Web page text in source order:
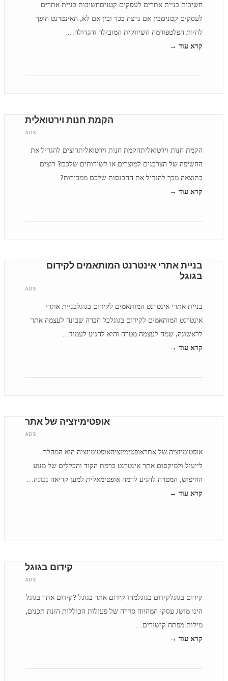
חשיבות בניית אתרים לעסקים קטניםחשיבות בניית אתרים
לעסקים קטניםבין אם נרצה בכך ובין אם לא, האינטרנט הופך
להיות הפלטפורמה השיווקית המובילה והגדולה…
קרא עוד →
הקמת חנות וירטואלית
ADS
הקמת חנות וירטואליתהקמת חנות וירטואליתרוצים להגדיל את
החשיפה של הצרכנים למוצרים או לשירותים שלכם? רוצים
כתוצאה מכך להגדיל את ההכנסות שלכם ממכירות?…
קרא עוד →
בניית אתרי אינטרנט המותאמים לקידום
בגוגל
ADS
בניית אתרי אינטרנט המותאמים לקידום בגוגלבניית אתרי
אינטרנט המותאמים לקידום בגוגלכל חברה שבונה לעצמה אתר
לראשונה, שמה לעצמה מטרה והיא להגיע לעמוד…
קרא עוד →
אופטימיזציה של אתר
ADS
אופטימיזציה של אתראופטימיזציהאופטימיזציה הוא המהלך
לייעול ולמיקסום אתר אינטרנט ברמת הקוד והכללים של מנוע
החיפוש, המטרה להגיע לרמה אופטימאלית למען קריאה נכונה…
קרא עוד →
קידום בגוגל
ADS
קידום בגוגלקידום בגוגלמהו קידום אתר בגוגל ?קידום אתר בגוגל
הינו מושג עסקי המהווה סדרה של פעולות הכוללות הזנת תכנים,
מילות מפתח קישורים…
קרא עוד →